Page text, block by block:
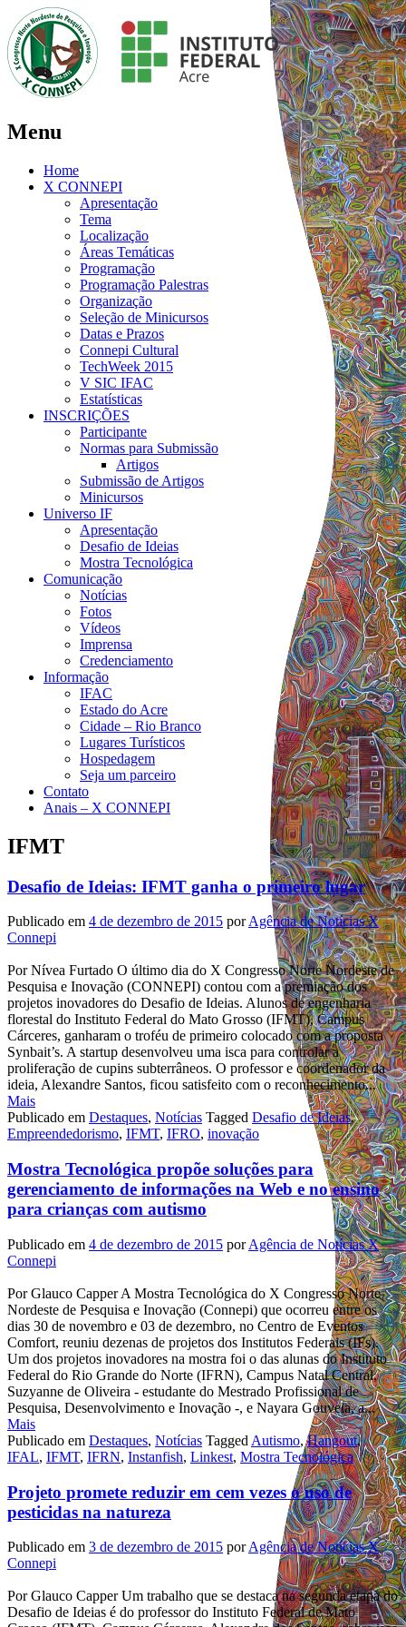
Menu
Home
X CONNEPI
Apresentação
Tema
Localização
Áreas Temáticas
Programação
Programação Palestras
Organização
Seleção de Minicursos
Datas e Prazos
Connepi Cultural
TechWeek 2015
V SIC IFAC
Estatísticas
INSCRIÇÕES
Participante
Normas para Submissão
Artigos
Submissão de Artigos
Minicursos
Universo IF
Apresentação
Desafio de Ideias
Mostra Tecnológica
Comunicação
Notícias
Fotos
Vídeos
Imprensa
Credenciamento
Informação
IFAC
Estado do Acre
Cidade – Rio Branco
Lugares Turísticos
Hospedagem
Seja um parceiro
Contato
Anais – X CONNEPI
IFMT
Desafio de Ideias: IFMT ganha o primeiro lugar
Publicado em 4 de dezembro de 2015 porAgência de Notícias X
Connepi
Por Nívea Furtado O último dia do X Congresso Norte Nordeste de
Pesquisa e Inovação (CONNEPI) contou com a premiação dos
projetos inovadores do Desafio de Ideias. Alunos de engenharia
florestal do Instituto Federal do Mato Grosso (IFMT), Campus
Cárceres, ganharam o troféu de primeiro colocado com a proposta
Synbait’s. A startup desenvolveu uma isca para controlar a
proliferação de cupins subterrâneos. O professor e coordenador da
ideia, Alexandre Santos, ficou satisfeito com o reconhecimento...
Mais
Publicado em Destaques, Notícias Tagged Desafio de Ideias,
Empreendedorismo, IFMT, IFRO, inovação
Mostra Tecnológica propõe soluções para
gerenciamento de informações na Web e no ensino
para crianças com autismo
Publicado em 4 de dezembro de 2015 porAgência de Notícias X
Connepi
Por Glauco Capper A Mostra Tecnológica do X Congresso Norte
Nordeste de Pesquisa e Inovação (Connepi) que ocorreu entre os
dias 30 de novembro e 03 de dezembro, no Centro de Eventos
Comfort, reuniu dezenas de projetos dos Institutos Federais (IFs).
Um dos projetos inovadores na mostra foi o das alunas do Instituto
Federal do Rio Grande do Norte (IFRN), Campus Natal Central,
Suzyanne de Oliveira - estudante do Mestrado Profissional de
Pesquisa, Desenvolvimento e Inovação -, e Nayara Gouveia, a...
Mais
Publicado em Destaques, Notícias Tagged Autismo,Hangout,
IFAL, IFMT, IFRN, Instanfish, Linkest, Mostra Tecnológica
Projeto promete reduzir em cem vezes o uso de
pesticidas na natureza
Publicado em 3 de dezembro de 2015 porAgência de Notícias X
Connepi
Por Glauco Capper Um trabalho que se destaca na segunda etapa do
Desafio de Ideias é do professor do Instituto Federal de Mato